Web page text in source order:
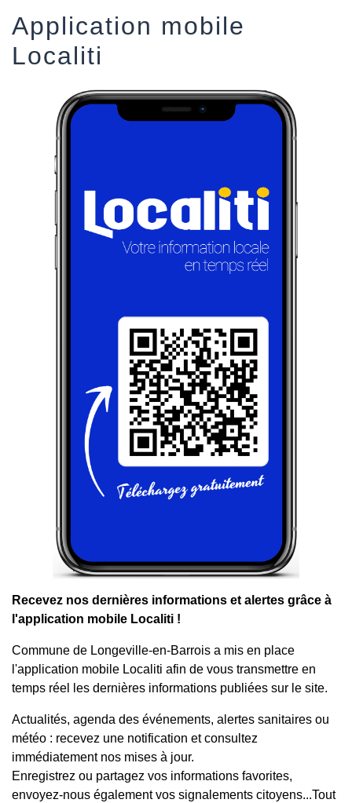
Application mobile
Localiti
Recevez nos dernières informations et alertes grâce à
l'application mobile Localiti !
Commune de Longeville-en-Barrois a mis en place
l'application mobile Localiti afin de vous transmettre en
temps réel les dernières informations publiées sur le site.
Actualités, agenda des événements, alertes sanitaires ou
météo : recevez une notification et consultez
immédiatement nos mises à jour.
Enregistrez ou partagez vos informations favorites,
envoyez-nous également vos signalements citoyens...Tout